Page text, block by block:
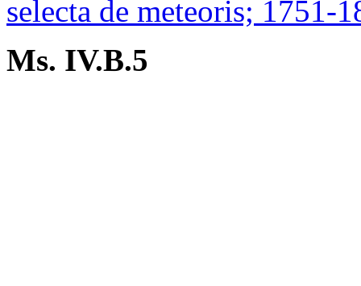
selecta de meteoris; 1751-
Ms. IV.B.5